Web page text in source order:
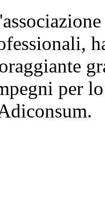
per